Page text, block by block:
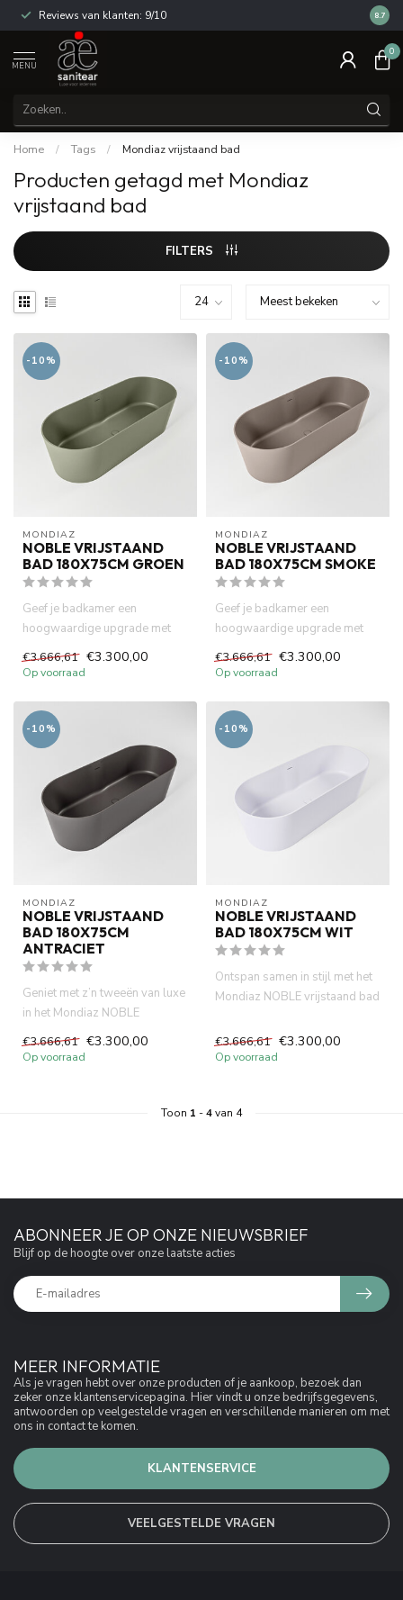
Reviews van klanten: 9/10 14
8.7
MENU
0
Home / Tags / Mondiaz vrijstaand bad
Producten getagd met Mondiaz
vrijstaand bad
FILTERS
-10%
MONDIAZ
NOBLE VRIJSTAAND
BAD 180X75CM GROEN
Geef je badkamer een
hoogwaardige upgrade met
het Noble solid surface ligbad
– w...
€3.666,61 €3.300,00
Op voorraad
-10%
MONDIAZ
NOBLE VRIJSTAAND
BAD 180X75CM SMOKE
Geef je badkamer een
hoogwaardige upgrade met
het Noble solid surface ligbad
– w...
€3.666,61 €3.300,00
Op voorraad
-10%
MONDIAZ
NOBLE VRIJSTAAND
BAD 180X75CM
ANTRACIET
Geniet met z’n tweeën van luxe
in het Mondiaz NOBLE
vrijstaand bad 180x75cm
antr...
€3.666,61 €3.300,00
Op voorraad
-10%
MONDIAZ
NOBLE VRIJSTAAND
BAD 180X75CM WIT
Ontspan samen in stijl met het
Mondiaz NOBLE vrijstaand bad
€3.666,61 €3.300,00
Op voorraad
Toon 1 -4van 4
MEER INFORMATIE
Als je vragen hebt over onze producten of je aankoop, bezoek dan
zeker onze klantenservicepagina. Hier vindt u onze bedrijfsgegevens,
antwoorden op veelgestelde vragen en verschillende manieren om met
ons in contact te komen.
KLANTENSERVICE
VEELGESTELDE VRAGEN
ABONNEER JE OP ONZE NIEUWSBRIEF
Blijf op de hoogte over onze laatste acties